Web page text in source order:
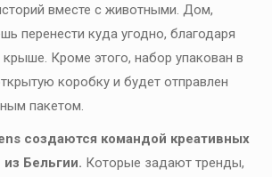
вместе с животными. Дом,
перенести куда угодно, благодаря
Кроме этого, набор упакован в
коробку и будет отправлен
пакетом.
создаются командой креативных
Бельгии. Которые задают тренды,